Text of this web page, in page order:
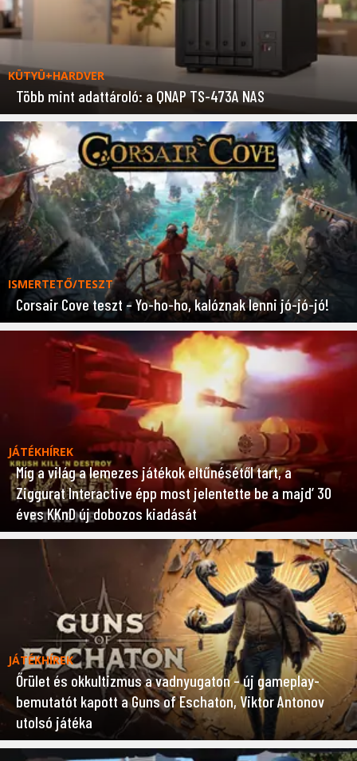
KÜTYÜ+HARDVER
Több mint adattároló: a QNAP TS-473A NAS
ISMERTETŐ/TESZT
Corsair Cove teszt – Yo-ho-ho, kalóznak lenni jó-jó-jó!
JÁTÉKHÍREK
Míg a világ a lemezes játékok eltűnésétől tart, a
Ziggurat Interactive épp most jelentette be a majd’ 30
éves KKnD új dobozos kiadását
JÁTÉKHÍREK
Őrület és okkultizmus a vadnyugaton – új gameplay-
bemutatót kapott a Guns of Eschaton, Viktor Antonov
utolsó játéka